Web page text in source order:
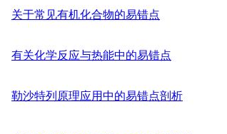
关于常见有机化合物的易错点
有关化学反应与热能中的易错点
勒沙特列原理应用中的易错点剖析